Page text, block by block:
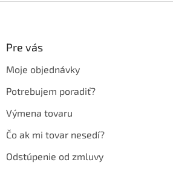
Pre vás
Moje objednávky
Potrebujem poradiť?
Výmena tovaru
Čo ak mi tovar nesedí?
Odstúpenie od zmluvy